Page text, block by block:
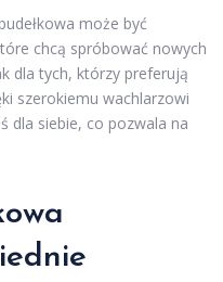
może być
chcą spróbować nowych
dla tych, którzy preferują
szerokiemu wachlarzowi
dla siebie, co pozwala na